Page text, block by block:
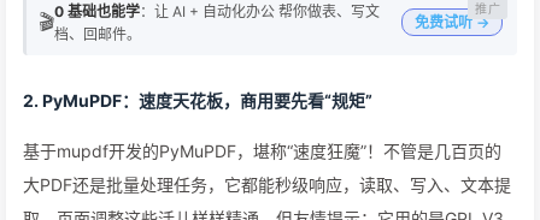
🎬0 基础也能学：让 AI + 自动化办公 帮你做表、写文
档、回邮件。
免费试听 →
2. PyMuPDF：速度天花板，商用要先看“规矩”
基于mupdf开发的PyMuPDF，堪称“速度狂魔”！不管是几百页的
大PDF还是批量处理任务，它都能秒级响应，读取、写入、文本提